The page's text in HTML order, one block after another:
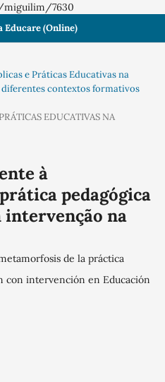
7630
Educare (Online)
e Práticas Educativas na
contextos formativos
EDUCATIVAS NA
à
pedagógica
intervenção na
de la práctica
con intervención en Educación